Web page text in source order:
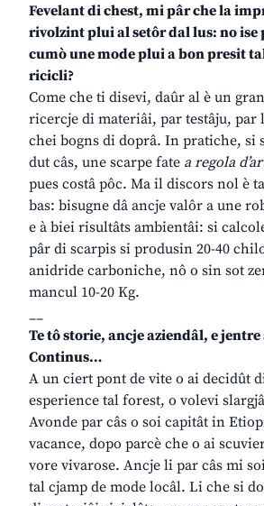
Fevelant di chest, mi pâr che la
rivolzint plui al setôr dal lus: no ise
cumò une mode plui a bon presit
ricicli?
Come che ti disevi, daûr al è un
ricercje di materiâi, par testâju, par
chei bogns di doprâ. In pratiche, si
dut câs, une scarpe fate a regola
pues costâ pôc. Ma il discors nol è
bas: bisugne dâ ancje valôr a une
e à biei risultâts ambientâi: si
pâr di scarpis si produsin 20-40
anidride carboniche, nô o sin sot
mancul 10-20 Kg.
__
Te tô storie, ancje aziendâl, e
Continus…
A un ciert pont de vite o ai decidût
esperience tal forest, o volevi
Avonde par câs o soi capitât in
vacance, dopo parcè che o ai
vore vivarose. Ancje li par câs mi
tal cjamp de mode locâl. Li che si